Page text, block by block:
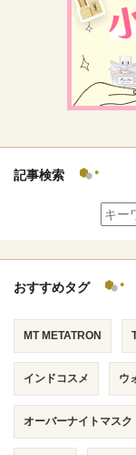
記事検索
おすすめタグ
MT METATRON
インドコスメ ウ
オーバーナイトマスク